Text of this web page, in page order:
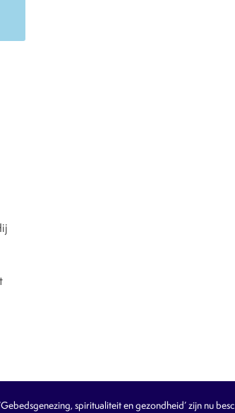
spiritualiteit en gezondheid’ zijn nu